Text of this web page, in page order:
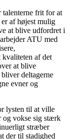
frit for at
af højest mulig
at blive udfordret i
ATU med
kvaliteten af det
at blive
deltagerne
evner og
lysten til at ville
og vokse sig stærk
stræber
der til stadighed